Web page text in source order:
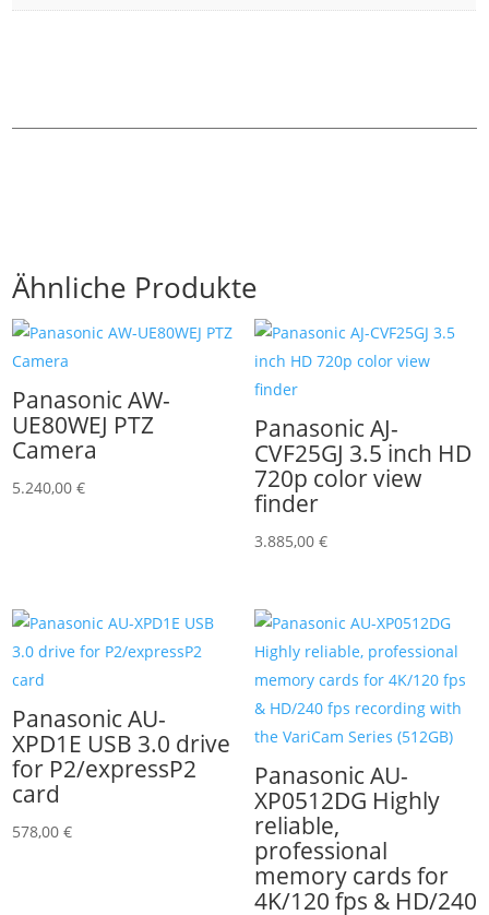
Ähnliche Produkte
Panasonic AW-
UE80WEJ PTZ
Camera
5.240,00€
Panasonic AJ-
CVF25GJ 3.5 inch HD
720p color view
finder
3.885,00 €
Panasonic AU-
XPD1E USB 3.0 drive
for P2/expressP2
card
578,00€
Panasonic AU-
XP0512DG Highly
reliable,
professional
memory cards for
4K/120 fps & HD/240